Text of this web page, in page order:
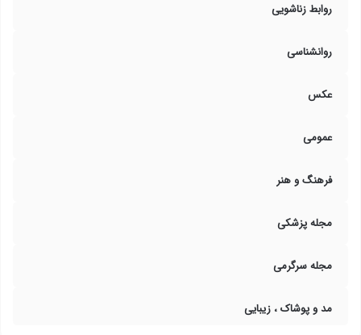
روابط زناشویی
روانشناسی
عکس
عمومی
فرهنگ و هنر
مجله پزشکی
مجله سرگرمی
مد و پوشاک ، زیبایی